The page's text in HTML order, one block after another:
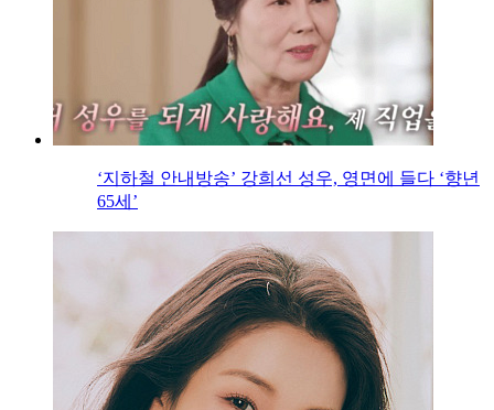
‘지하철 안내방송’ 강희선 성우, 영면에 들다 ‘향년
65세’